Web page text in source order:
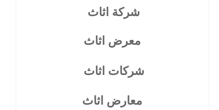
شركة اثاث
معرض اثاث
شركات اثاث
معارض اثاث